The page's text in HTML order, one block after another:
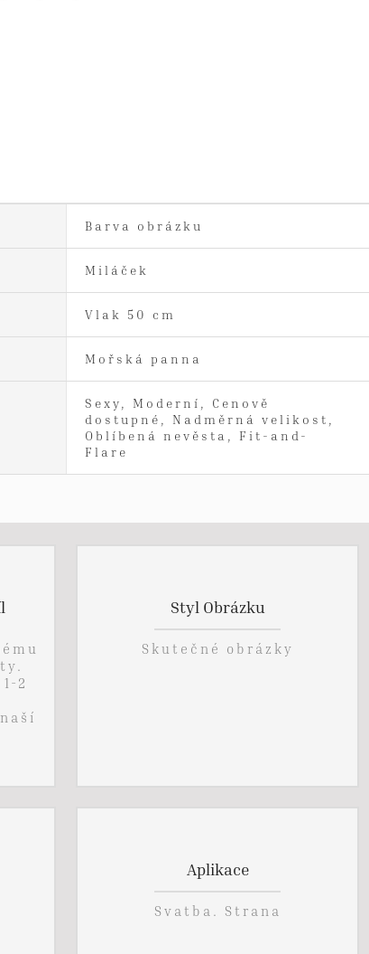
Barva obrázku
Miláček
Vlak 50 cm
Mořská panna
Sexy, Moderní, Cenově
dostupné, Nadměrná velikost,
Oblíbená nevěsta, Fit-and-
Flare
2
Styl Obrázku
Skutečné obrázky
Aplikace
Svatba. Strana